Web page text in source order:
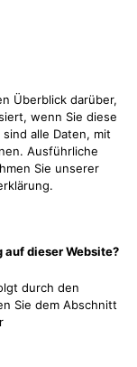
Überblick darüber,
wenn Sie diese
alle Daten, mit
Ausführliche
Sie unserer
dieser Website?
durch den
Sie dem Abschnitt